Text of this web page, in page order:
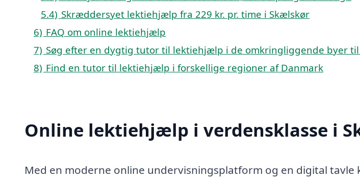
5.4) Skræddersyet lektiehjælp fra 229 kr. pr. time i Skælskør
6) FAQ om online lektiehjælp
7) Søg efter en dygtig tutor til lektiehjælp i de omkringliggende byer til
8) Find en tutor til lektiehjælp i forskellige regioner af Danmark
Online lektiehjælp i verdensklasse i
Med en moderne online undervisningsplatform og en digital tavle